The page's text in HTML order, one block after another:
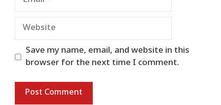
Website
Save my name, email, and website in this
browser for the next time I comment.